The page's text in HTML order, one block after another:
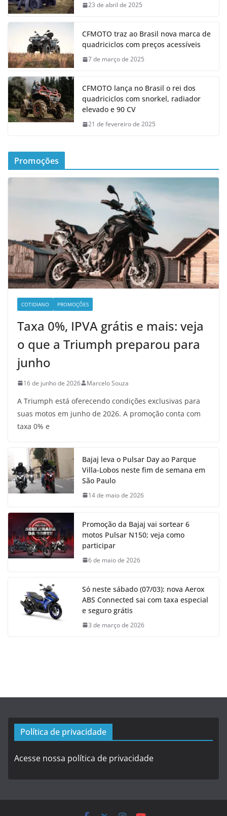
23 de abril de 2025
CFMOTO traz ao Brasil nova marca de
quadriciclos com preços acessíveis
7 de março de 2025
CFMOTO lança no Brasil o rei dos
quadriciclos com snorkel, radiador
elevado e 90 CV
21 de fevereiro de 2025
Promoções
COTIDIANO PROMOÇÕES
Taxa 0%, IPVA grátis e mais: veja
o que a Triumph preparou para
junho
16 de junho de 2026 Marcelo Souza
A Triumph está oferecendo condições exclusivas para
suas motos em junho de 2026. A promoção conta com
taxa 0% e
Bajaj leva o Pulsar Day ao Parque
Villa-Lobos neste fim de semana em
São Paulo
14 de maio de 2026
Promoção da Bajaj vai sortear 6
motos Pulsar N150; veja como
participar
6 de maio de 2026
Só neste sábado (07/03): nova Aerox
ABS Connected sai com taxa especial
e seguro grátis
3 de março de 2026
Política de privacidade
Acesse nossa política de privacidade